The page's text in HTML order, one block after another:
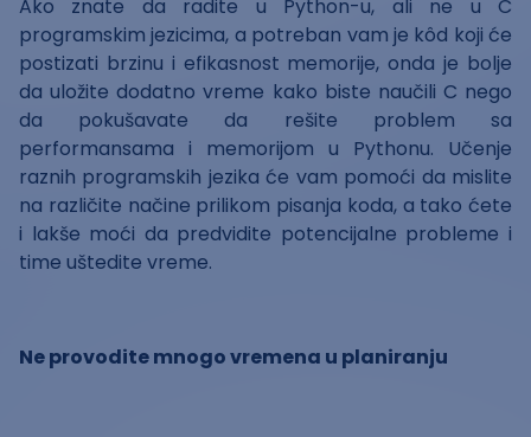
Ako znate da radite u Python-u, ali ne u C
programskim jezicima, a potreban vam je kôd koji će
postizati brzinu i efikasnost memorije, onda je bolje
da uložite dodatno vreme kako biste naučili C nego
da pokušavate da rešite problem sa
performansama i memorijom u Pythonu. Učenje
raznih programskih jezika će vam pomoći da mislite
na različite načine prilikom pisanja koda, a tako ćete
i lakše moći da predvidite potencijalne probleme i
time uštedite vreme.
Ne provodite mnogo vremena u planiranju